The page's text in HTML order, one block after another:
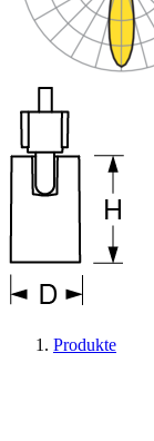
Produkte